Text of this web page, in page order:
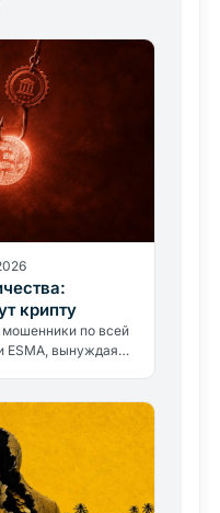
крипту
по всей
ESMA, вынуждая